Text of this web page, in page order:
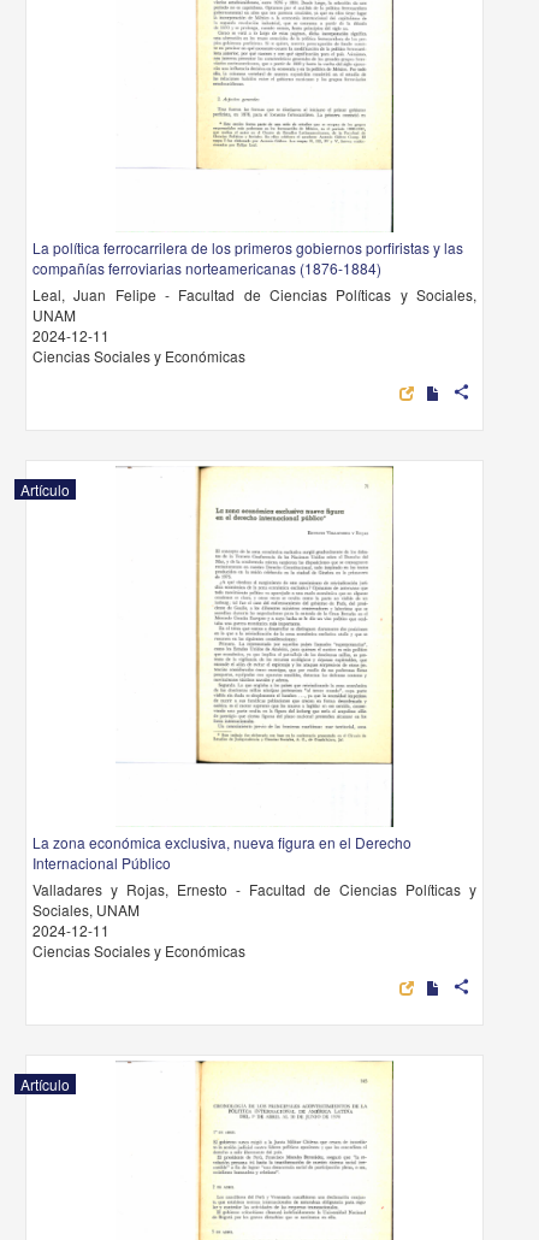
La política ferrocarrilera de los primeros gobiernos porfiristas y las
compañías ferroviarias norteamericanas (1876-1884)
Leal, Juan Felipe - Facultad de Ciencias Políticas y Sociales,
UNAM
2024-12-11
Ciencias Sociales y Económicas
share
Artículo
La zona económica exclusiva, nueva figura en el Derecho
Internacional Público
Valladares y Rojas, Ernesto - Facultad de Ciencias Políticas y
Sociales, UNAM
2024-12-11
Ciencias Sociales y Económicas
share
Artículo